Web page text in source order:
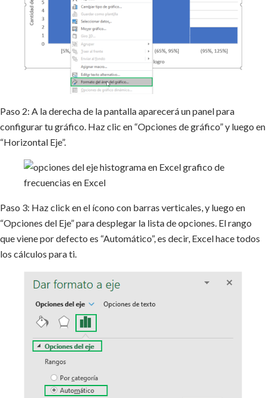
Paso 2: A la derecha de la pantalla aparecerá un panel para
configurar tu gráfico. Haz clic en “Opciones de gráfico” y luego en
“Horizontal Eje”.
Paso 3: Haz click en el ícono con barras verticales, y luego en
“Opciones del Eje” para desplegar la lista de opciones. El rango
que viene por defecto es “Automático”, es decir, Excel hace todos
los cálculos para ti.